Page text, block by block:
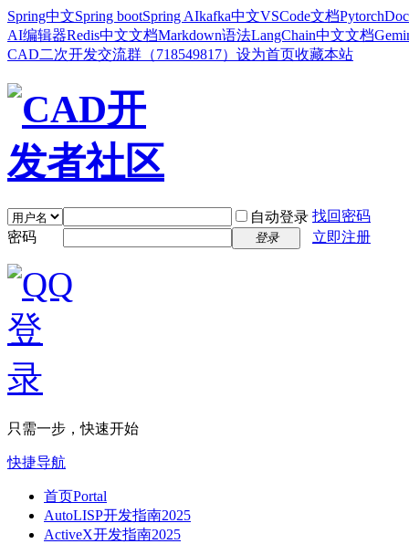
Spring中文Spring bootSpring AIkafka中文VSCode文档Pytorch
AI编辑器Redis中文文档Markdown语法LangChain中文文档
CAD二次开发交流群（718549817） 设为首页收藏本站
自动登录 找回密码
密码
登录 立即注册
只需一步，快速开始
快捷导航
首页Portal
AutoLISP开发指南2025
ActiveX开发指南2025